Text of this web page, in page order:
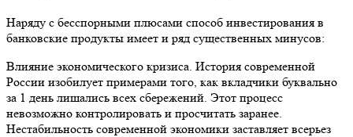
Наряду с бесспорными плюсами способ инвестирования в
банковские продукты имеет и ряд существенных минусов:
Влияние экономического кризиса. История современной
России изобилует примерами того, как вкладчики буквально
за 1 день лишались всех сбережений. Этот процесс
невозможно контролировать и просчитать заранее.
Нестабильность современной экономики заставляет всерьез